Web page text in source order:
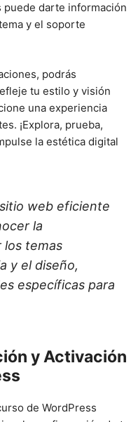
darte información
y el soporte
podrás
tu estilo y visión
una experiencia
¡Explora, prueba,
la estética digital
web eficiente
la
los temas
y el diseño,
específicas para
y Activación
de WordPress